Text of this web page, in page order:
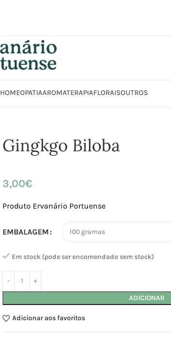
HOMEOPATIAAROMATERAPIAFLORAISOUTROS
Gingkgo Biloba
3,00€
Produto Ervanário Portuense
EMBALAGEM
Em stock (pode ser encomendado sem stock)
ADICIONAR
Adicionar aos favoritos